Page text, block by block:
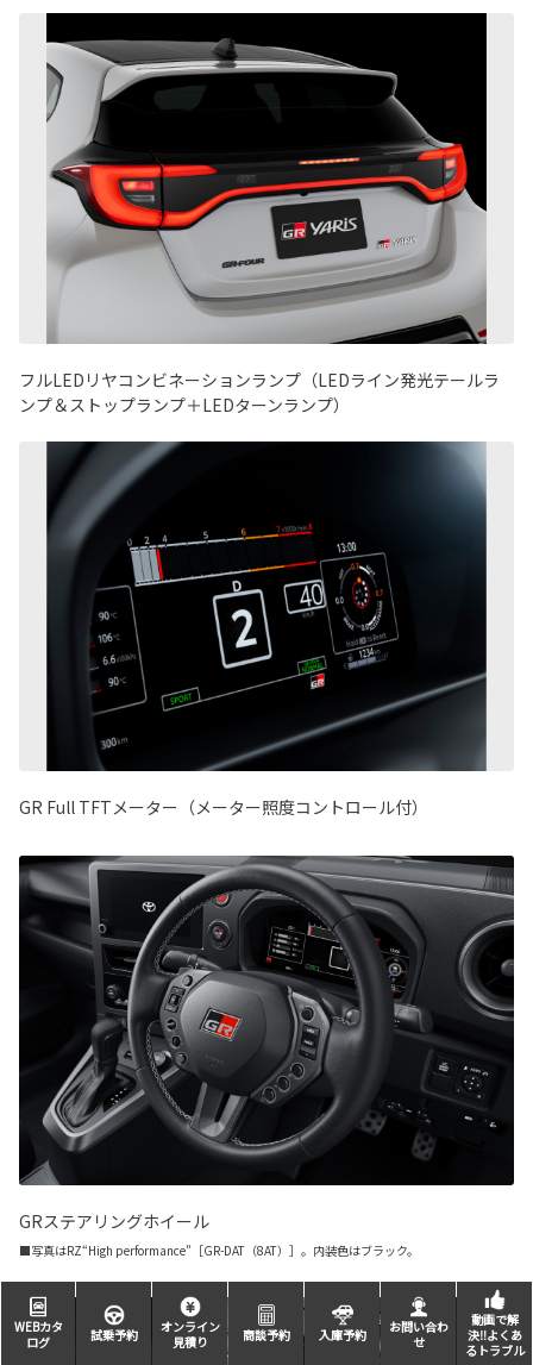
フルLEDリヤコンビネーションランプ（LEDライン発光テールラ
ンプ＆ストップランプ＋LEDターンランプ）
GR Full TFTメーター（メーター照度コントロール付）
GRステアリングホイール
■写真はRZ“High performance”［GR-DAT（8AT）］。内装色はブラック。
WEBカタ
ログ
試乗予約
オンライン
見積り
商談予約 入庫予約
お問い合わ
せ
動画で解
決‼よくあ
るトラブル